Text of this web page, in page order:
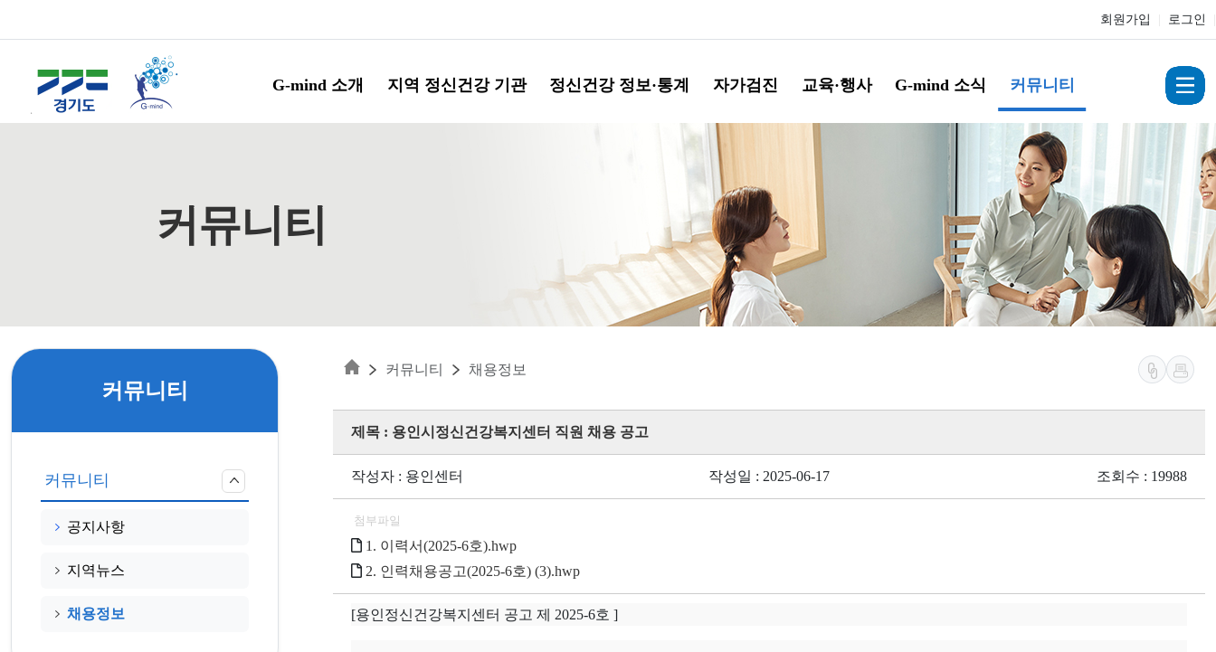
회원가입 로그인
G-mind 소개 지역 정신건강 기관 정신건강 정보·통계 자가검진 교육·행사 G-mind 소식 커뮤니티
커뮤니티
커뮤니티
커뮤니티
공지사항
지역뉴스
채용정보
커뮤니티 채용정보
제목 : 용인시정신건강복지센터 직원 채용 공고
작성자 : 용인센터 작성일 : 2025-06-17 조회수 : 19988
첨부파일
1. 이력서(2025-6호).hwp
2. 인력채용공고(2025-6호) (3).hwp
[용인정신건강복지센터 공고 제 2025-6호 ]